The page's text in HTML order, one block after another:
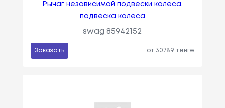
Рычаг независимой подвески колеса,
подвеска колеса
swag 85942152
Заказать от 30789 тенге